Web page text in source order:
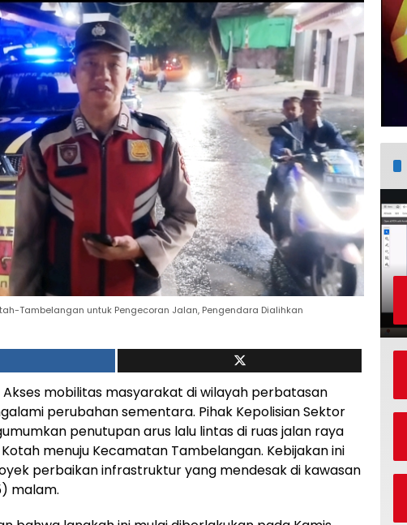
Tambelangan untuk Pengecoran Jalan, Pengendara Dialihkan
Akses mobilitas masyarakat di wilayah perbatasan
perubahan sementara. Pihak Kepolisian Sektor
penutupan arus lalu lintas di ruas jalan raya
menuju Kecamatan Tambelangan. Kebijakan ini
perbaikan infrastruktur yang mendesak di kawasan
malam.